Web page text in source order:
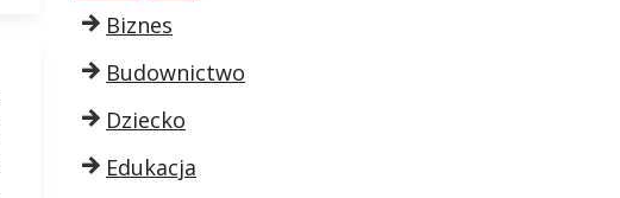
Biznes
Budownictwo
Dziecko
Edukacja